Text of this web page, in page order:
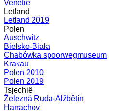
Venetië
Letland
Letland 2019
Polen
Auschwitz
Bielsko-Biała
Chabówka spoorwegmuseum
Krakau
Polen 2010
Polen 2019
Tsjechië
Železná Ruda-Alžbětín
Harrachov